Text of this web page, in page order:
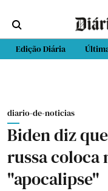
Edição Diária
diario-de-noticias
Biden diz
russa coloca
"apocalipse"